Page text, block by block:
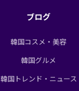
ブログ
韓国コスメ・美容
韓国グルメ
韓国トレンド・ニュース